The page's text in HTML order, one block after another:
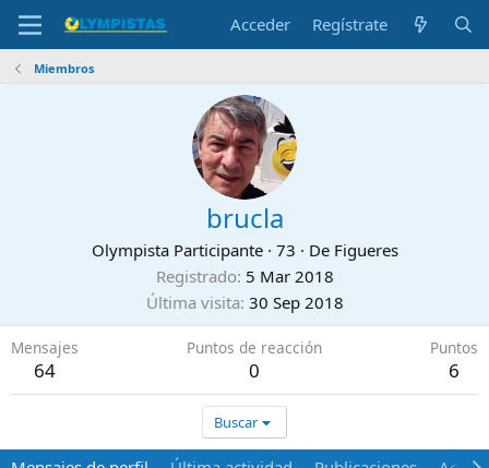
Acceder Regístrate
Miembros
brucla
Olympista Participante · 73 · De Figueres
Registrado 5 Mar 2018
Última visita 30 Sep 2018
Mensajes
64
Puntos de reacción
0
Puntos
6
Buscar